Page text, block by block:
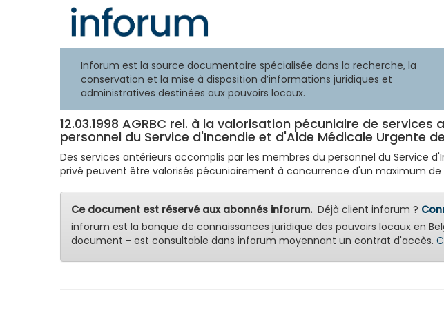
Inforum est la source documentaire spécialisée dans la recherche, la
conservation et la mise à disposition d’informations juridiques et
administratives destinées aux pouvoirs locaux.
12.03.1998 AGRBC rel. à la valorisation pécuniaire de
personnel du Service d'Incendie et d'Aide Médicale Urgente
Des services antérieurs accomplis par les membres du personnel du Service
privé peuvent être valorisés pécuniairement à concurrence d'un maximum de
Ce document est réservé aux abonnés inforum.Déjà client inforum ?
inforum est la banque de connaissances juridique des pouvoirs locaux en
document - est consultable dans inforum moyennant un contrat d'accès.